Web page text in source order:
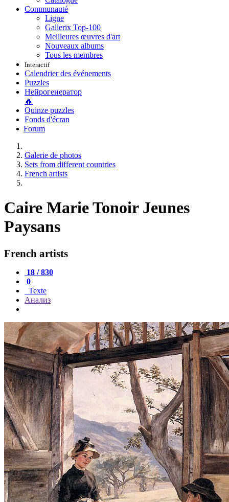
Communauté
Ligne
Gallerix Top-100
Meilleures œuvres d'art
Nouveaux albums
Tous les membres
Interactif
Calendrier des événements
Puzzles
Нейрогенератор
🔥
Quinze puzzles
Fonds d'écran
Forum
Galerie de photos
Sets from different countries
French artists
Caire Marie Tonoir Jeunes
Paysans
French artists
18 / 830
0
Texte
Анализ